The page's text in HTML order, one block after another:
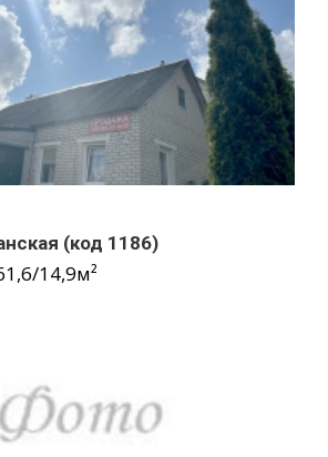
(код 1186)
/14,9м²